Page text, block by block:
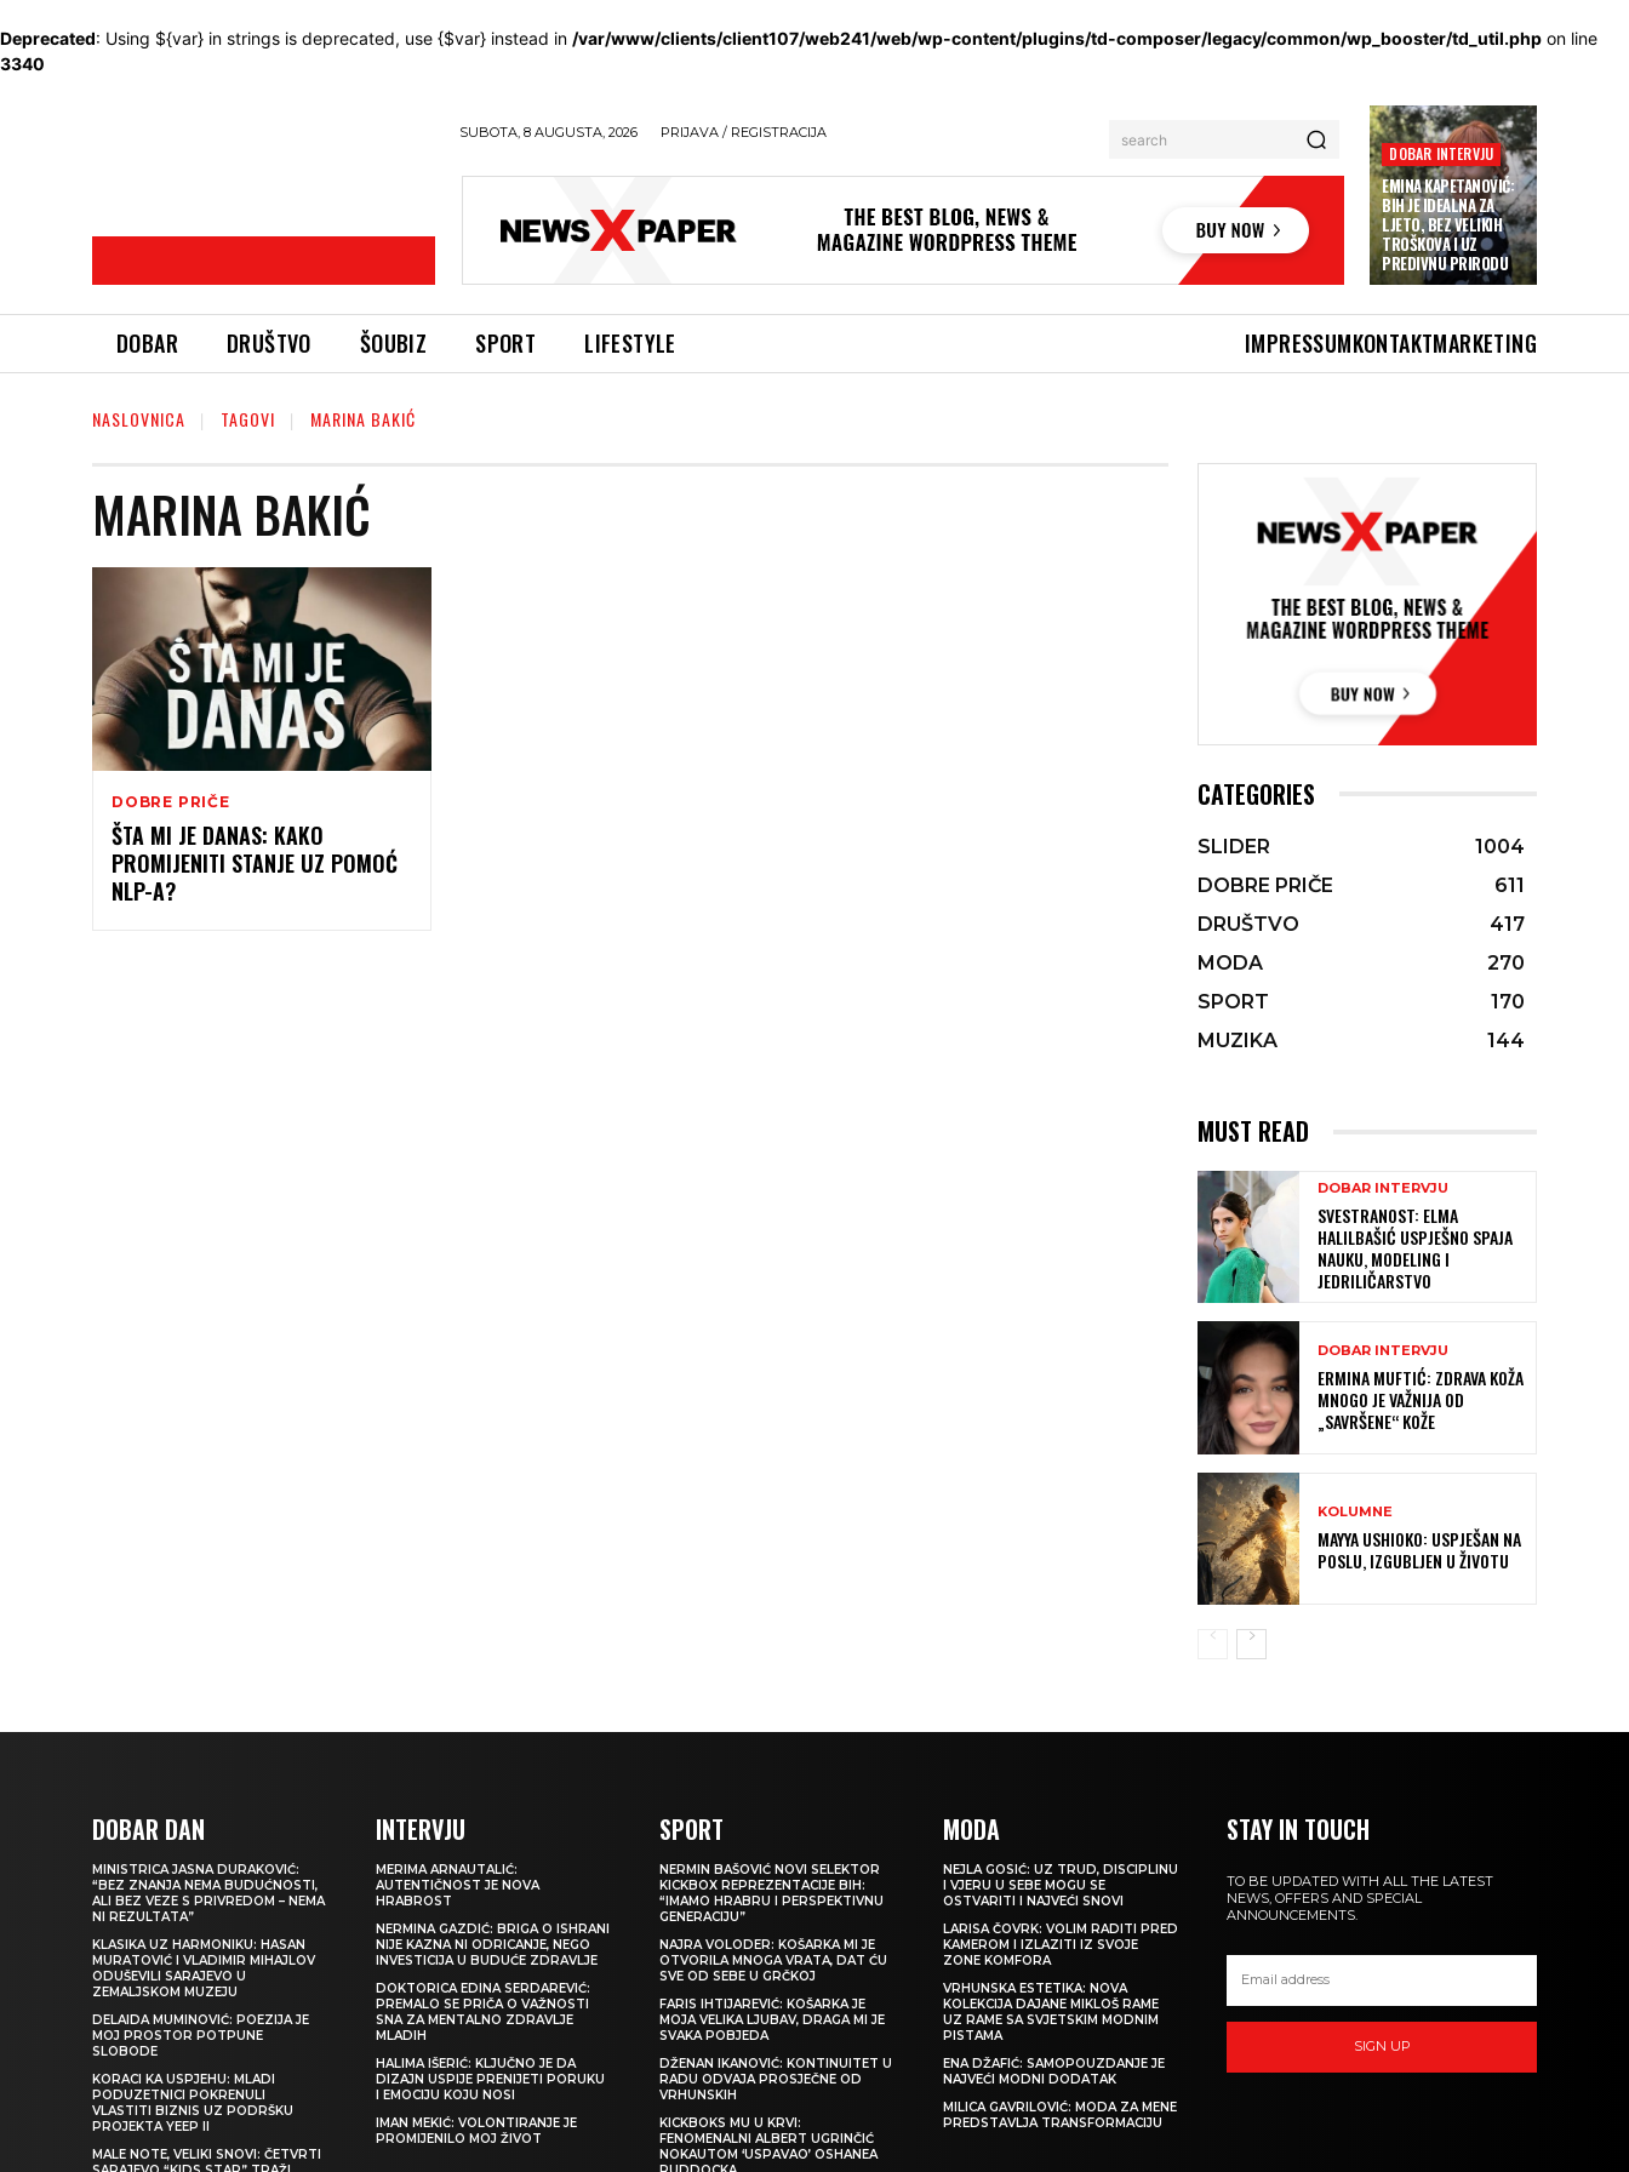
Deprecated: Using ${var} in strings is deprecated, use {$var} instead in /var/www/clients/client107/web241/web/wp-content/plugins/td-composer/legacy/common/wp_booster/td_util.php on line
3340
SUBOTA, 8 AUGUSTA, 2026 PRIJAVA / REGISTRACIJA search
DOBAR INTERVJU
EMINA KAPETANOVIĆ:
BIH JE IDEALNA ZA
LJETO, BEZ VELIKIH
TROŠKOVA I UZ
PREDIVNU PRIRODU
DOBAR DRUŠTVO ŠOUBIZ SPORT LIFESTYLE IMPRESSUMKONTAKTMARKETING
NASLOVNICA TAGOVI MARINA BAKIĆ
MARINA BAKIĆ
DOBRE PRIČE
ŠTA MI JE DANAS: KAKO
PROMIJENITI STANJE UZ POMOĆ
NLP-A?
CATEGORIES
SLIDER
1004
DOBRE PRIČE
611
DRUŠTVO
417
MODA
270
SPORT
170
MUZIKA
144
MUST READ
DOBAR INTERVJU
SVESTRANOST: ELMA
HALILBAŠIĆ USPJEŠNO SPAJA
NAUKU, MODELING I
JEDRILIČARSTVO
DOBAR INTERVJU
ERMINA MUFTIĆ: ZDRAVA KOŽA
MNOGO JE VAŽNIJA OD
„SAVRŠENE“ KOŽE
KOLUMNE
MAYYA USHIOKO: USPJEŠAN NA
POSLU, IZGUBLJEN U ŽIVOTU
DOBAR DAN
MINISTRICA JASNA DURAKOVIĆ:
“BEZ ZNANJA NEMA BUDUĆNOSTI,
ALI BEZ VEZE S PRIVREDOM – NEMA
NI REZULTATA”
KLASIKA UZ HARMONIKU: HASAN
MURATOVIĆ I VLADIMIR MIHAJLOV
ODUŠEVILI SARAJEVO U
ZEMALJSKOM MUZEJU
DELAIDA MUMINOVIĆ: POEZIJA JE
MOJ PROSTOR POTPUNE
SLOBODE
KORACI KA USPJEHU: MLADI
PODUZETNICI POKRENULI
VLASTITI BIZNIS UZ PODRŠKU
PROJEKTA YEEP II
MALE NOTE, VELIKI SNOVI: ČETVRTI
INTERVJU
MERIMA ARNAUTALIĆ:
AUTENTIČNOST JE NOVA
HRABROST
NERMINA GAZDIĆ: BRIGA O ISHRANI
NIJE KAZNA NI ODRICANJE, NEGO
INVESTICIJA U BUDUĆE ZDRAVLJE
DOKTORICA EDINA SERDAREVIĆ:
PREMALO SE PRIČA O VAŽNOSTI
SNA ZA MENTALNO ZDRAVLJE
MLADIH
HALIMA IŠERIĆ: KLJUČNO JE DA
DIZAJN USPIJE PRENIJETI PORUKU
I EMOCIJU KOJU NOSI
IMAN MEKIĆ: VOLONTIRANJE JE
PROMIJENILO MOJ ŽIVOT
SPORT
NERMIN BAŠOVIĆ NOVI SELEKTOR
KICKBOX REPREZENTACIJE BIH:
“IMAMO HRABRU I PERSPEKTIVNU
GENERACIJU”
NAJRA VOLODER: KOŠARKA MI JE
OTVORILA MNOGA VRATA, DAT ĆU
SVE OD SEBE U GRČKOJ
FARIS IHTIJAREVIĆ: KOŠARKA JE
MOJA VELIKA LJUBAV, DRAGA MI JE
SVAKA POBJEDA
DŽENAN IKANOVIĆ: KONTINUITET U
RADU ODVAJA PROSJEČNE OD
VRHUNSKIH
KICKBOKS MU U KRVI:
FENOMENALNI ALBERT UGRINČIĆ
NOKAUTOM ‘USPAVAO’ OSHANEA
MODA
NEJLA GOSIĆ: UZ TRUD, DISCIPLINU
I VJERU U SEBE MOGU SE
OSTVARITI I NAJVEĆI SNOVI
LARISA ČOVRK: VOLIM RADITI PRED
KAMEROM I IZLAZITI IZ SVOJE
ZONE KOMFORA
VRHUNSKA ESTETIKA: NOVA
KOLEKCIJA DAJANE MIKLOŠ RAME
UZ RAME SA SVJETSKIM MODNIM
PISTAMA
ENA DŽAFIĆ: SAMOPOUZDANJE JE
NAJVEĆI MODNI DODATAK
MILICA GAVRILOVIĆ: MODA ZA MENE
PREDSTAVLJA TRANSFORMACIJU
STAY IN TOUCH
TO BE UPDATED WITH ALL THE LATEST
NEWS, OFFERS AND SPECIAL
ANNOUNCEMENTS.
SIGN UP